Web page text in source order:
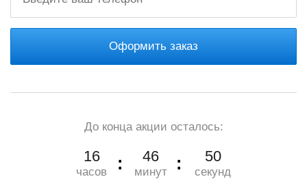
Оформить заказ
До конца акции осталось:
16
часов
46
минут
49
секунд